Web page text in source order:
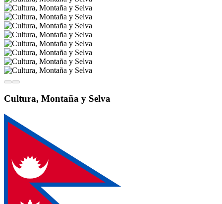
Cultura, Montaña y Selva